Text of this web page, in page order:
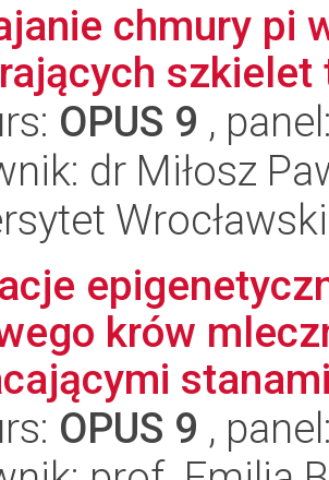
chmury pi
OPUS 9 ,
dr Miłosz
krów
OPUS 9 ,